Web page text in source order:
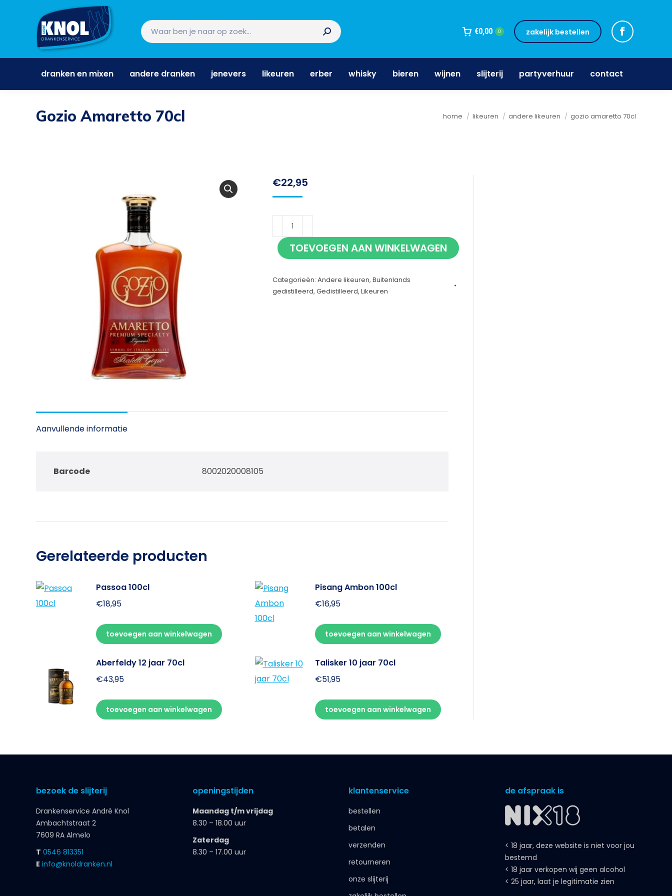
€0,00 0 zakelijk bestellen
dranken en mixen andere dranken jenevers likeuren erber whisky bieren wijnen slijterij partyverhuur contact
Gozio Amaretto 70cl Je bent hier:
home likeuren andere likeuren gozio amaretto 70cl
€22,95
Gozio
Amaretto
70cl
TOEVOEGEN AAN WINKELWAGEN
Categorieën: Andere likeuren, Buitenlands
gedistilleerd, Gedistilleerd, Likeuren
Aanvullende informatie
Barcode 8002020008105
Gerelateerde producten
Passoa 100cl
€18,95
toevoegen aan winkelwagen
Pisang Ambon 100cl
€16,95
toevoegen aan winkelwagen
Aberfeldy 12 jaar 70cl
€43,95
toevoegen aan winkelwagen
Talisker 10 jaar 70cl
€51,95
toevoegen aan winkelwagen
bezoek de slijterij
Drankenservice André Knol
Ambachtstraat 2
7609 RA Almelo
T 0546 813351
E info@knoldranken.nl
openingstijden
Maandag t/m vrijdag
8.30 – 18.00 uur
Zaterdag
8.30 – 17.00 uur
klantenservice
bestellen
betalen
verzenden
retourneren
onze slijterij
de afspraak is
< 18 jaar, deze website is niet voor jou
bestemd
< 18 jaar verkopen wij geen alcohol
< 25 jaar, laat je legitimatie zien
dranken en mixen